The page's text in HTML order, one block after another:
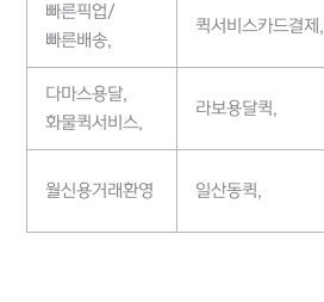
빠른픽업/
빠른배송,
퀵서비스카드결제,
다마스용달,
화물퀵서비스,
라보용달퀵,
월신용거래환영 일산동퀵,